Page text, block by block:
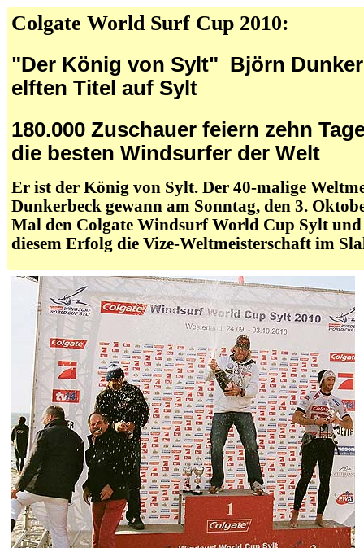
Colgate World Surf Cup 2010:
"Der König von Sylt" Björn
elften Titel auf Sylt
180.000 Zuschauer feiern zehn
die besten Windsurfer der Welt
Er ist der König von Sylt. Der 40-malige
Dunkerbeck gewann am Sonntag, den 3.
Mal den Colgate Windsurf World Cup Sylt und
diesem Erfolg die Vize-Weltmeisterschaft im